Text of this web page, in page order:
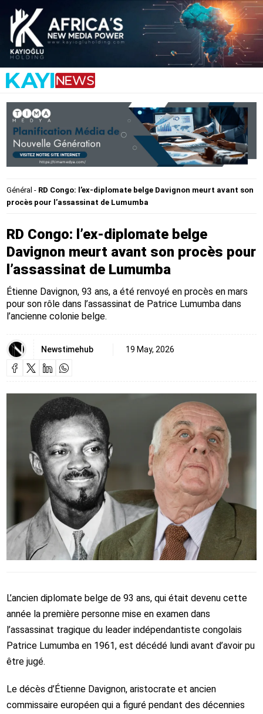
Général - RD Congo: l’ex-diplomate belge Davignon meurt avant son
procès pour l’assassinat de Lumumba
RD Congo: l’ex-diplomate belge
Davignon meurt avant son procès pour
l’assassinat de Lumumba
Étienne Davignon, 93 ans, a été renvoyé en procès en mars
pour son rôle dans l’assassinat de Patrice Lumumba dans
l’ancienne colonie belge.
Newstimehub 19 May, 2026
L’ancien diplomate belge de 93 ans, qui était devenu cette
année la première personne mise en examen dans
l’assassinat tragique du leader indépendantiste congolais
Patrice Lumumba en 1961, est décédé lundi avant d’avoir pu
être jugé.
Le décès d’Étienne Davignon, aristocrate et ancien
commissaire européen qui a figuré pendant des décennies